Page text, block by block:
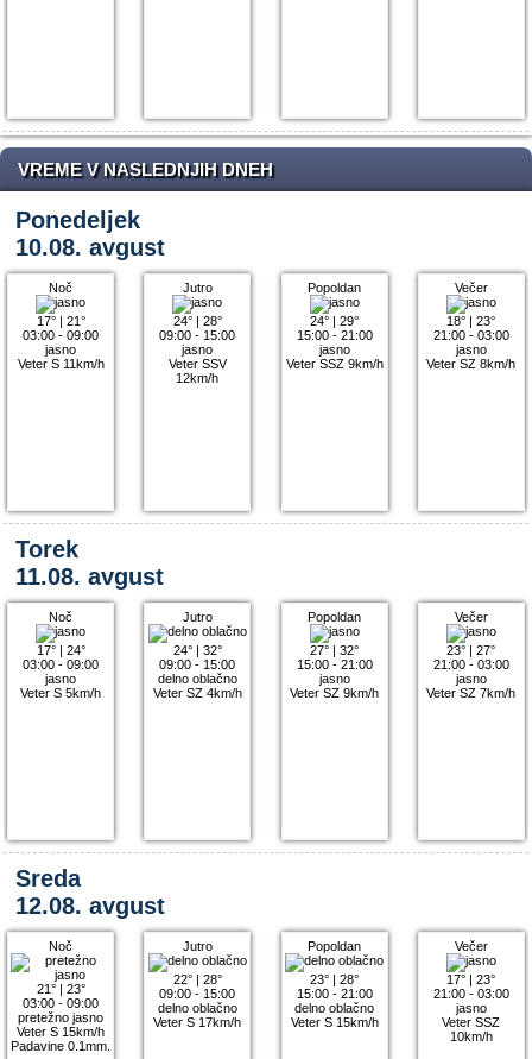
VREME V NASLEDNJIH DNEH
Ponedeljek
10.08. avgust
Noč
17°| 21°
03:00 - 09:00
jasno
Veter S 11km/h
Jutro
24°| 28°
09:00 - 15:00
jasno
Veter SSV
12km/h
Popoldan
24° |29°
15:00 - 21:00
jasno
Veter SSZ 9km/h
Večer
18° |23°
21:00 - 03:00
jasno
Veter SZ 8km/h
Torek
11.08. avgust
Noč
17°| 24°
03:00 - 09:00
jasno
Veter S 5km/h
Jutro
24°| 32°
09:00 - 15:00
delno oblačno
Veter SZ 4km/h
Popoldan
27° |32°
15:00 - 21:00
jasno
Veter SZ 9km/h
Večer
23° |27°
21:00 - 03:00
jasno
Veter SZ 7km/h
Sreda
12.08. avgust
Noč
21°| 23°
03:00 - 09:00
pretežno jasno
Veter S 15km/h
Padavine 0.1mm.
Jutro
22°| 28°
09:00 - 15:00
delno oblačno
Veter S 17km/h
Popoldan
23° |28°
15:00 - 21:00
delno oblačno
Veter S 15km/h
Večer
17° |23°
21:00 - 03:00
jasno
Veter SSZ
10km/h